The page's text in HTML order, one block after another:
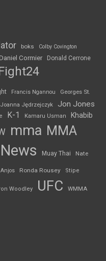
boks Colby Covington
Cormier Donald Cerrone
Francis Ngannou
Georges St.
Joanna Jędrzejczyk Jon Jones
K-1 Kamaru Usman Khabib
mma MMA
Muay Thai Nate
Ronda Rousey Stipe
Woodley UFC WMMA